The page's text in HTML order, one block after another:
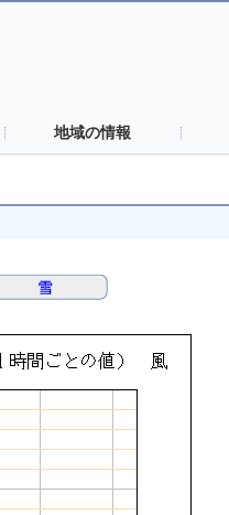
地域の情報